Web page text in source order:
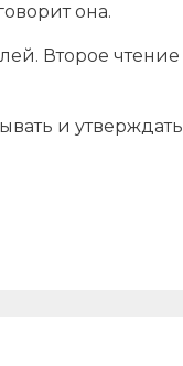
она.
Второе чтение
и утверждать